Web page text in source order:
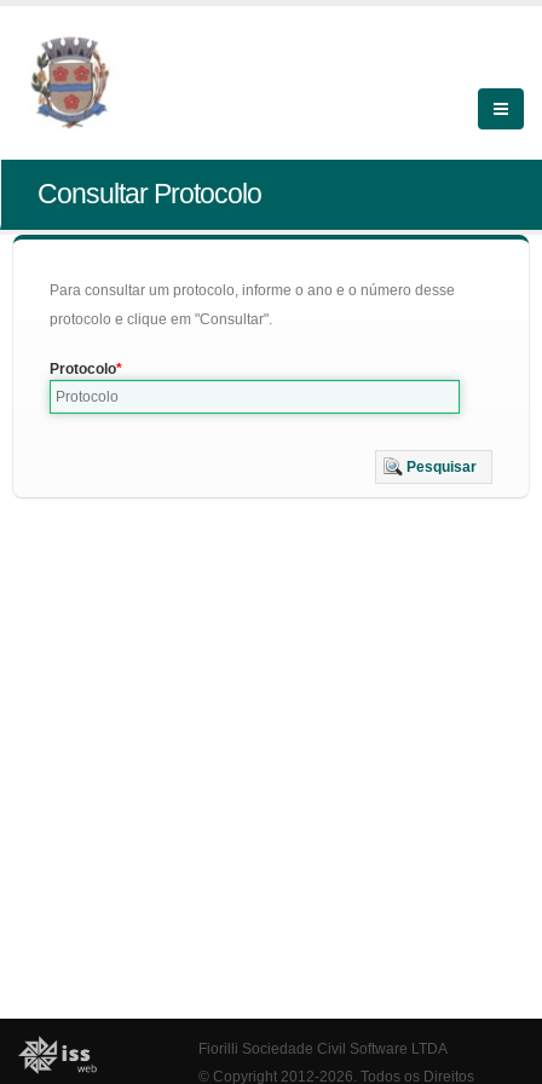
Consultar Protocolo
Para consultar um protocolo, informe o ano e o número desse
protocolo e clique em "Consultar".
Protocolo
Pesquisar
Fiorilli Sociedade Civil Software LTDA
© Copyright 2012-2026. Todos os Direitos